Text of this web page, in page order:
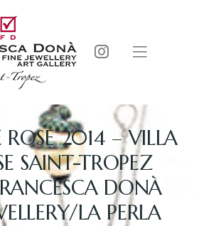
ROSE 2014 – VILLA
SAINT-TROPEZ
DONÀ
LA PERLA